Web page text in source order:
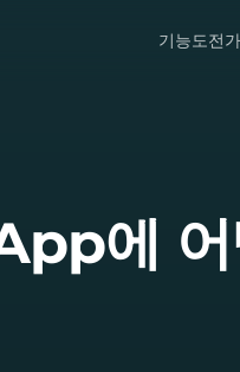
기능도전
에 어